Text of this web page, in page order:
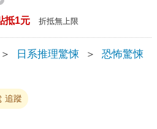
抵1元 折抵無上限
＞ 日系推理驚悚 ＞ 恐怖驚悚
追蹤